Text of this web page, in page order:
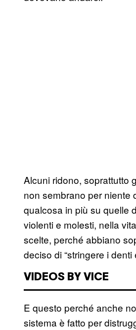
Alcuni ridono, soprattutto
non sembrano per niente
qualcosa in più su quelle
violenti e molesti, nella
scelte, perché abbiano
deciso di “stringere i denti
VIDEOS BY VICE
E questo perché anche
sistema è fatto per